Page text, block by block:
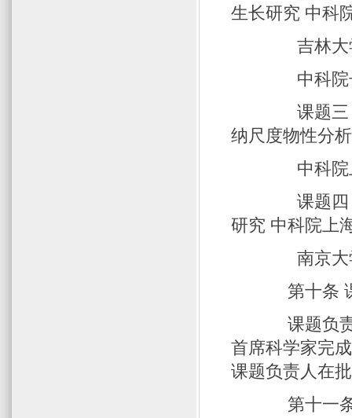
生长研究 中科
吉林大
中科院长
课题三
纳尺度物性分
中科院
课题四
研究 中科院上
南京大
第十条 课
课题负责
首席科学家完
课题负责人在
第十一条